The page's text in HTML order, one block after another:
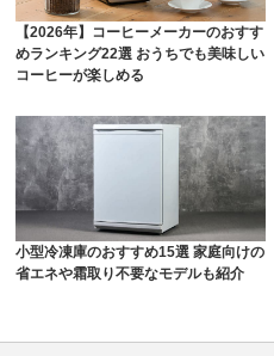
【2026年】コーヒーメーカーのおすす
めランキング22選 おうちでも美味しい
コーヒーが楽しめる
小型冷凍庫のおすすめ15選 家庭向けの
省エネや霜取り不要なモデルも紹介